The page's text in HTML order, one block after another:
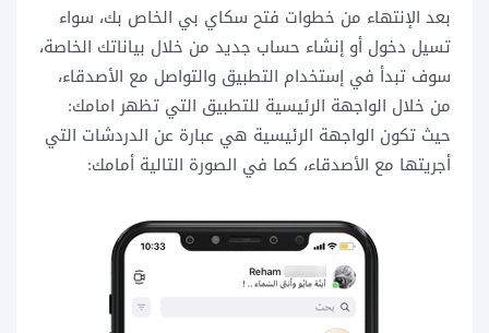
بعد الإنتهاء من خطوات فتح سكاي بي الخاص بك، سواء
تسيل دخول أو إنشاء حساب جديد من خلال بياناتك الخاصة،
سوف تبدأ في إستخدام التطبيق والتواصل مع الأصدقاء،
من خلال الواجهة الرئيسية للتطبيق التي تظهر امامك:
حيث تكون الواجهة الرئيسية هي عبارة عن الدردشات التي
أجريتها مع الأصدقاء، كما في الصورة التالية أمامك: